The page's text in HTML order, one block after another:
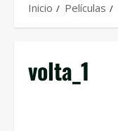
Inicio Películas
volta_1